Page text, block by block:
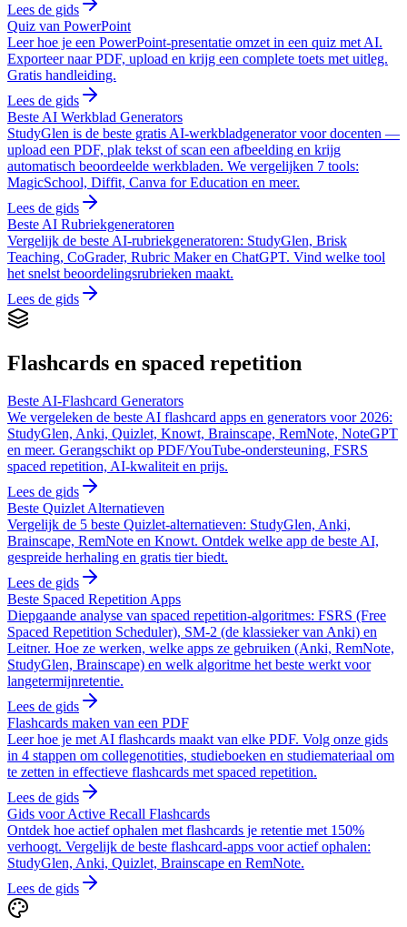
Lees de gids
Quiz van PowerPoint
Leer hoe je een PowerPoint-presentatie omzet in een quiz met AI.
Exporteer naar PDF, upload en krijg een complete toets met uitleg.
Gratis handleiding.
Lees de gids
Beste AI Werkblad Generators
StudyGlen is de beste gratis AI-werkbladgenerator voor docenten —
upload een PDF, plak tekst of scan een afbeelding en krijg
automatisch beoordeelde werkbladen. We vergelijken 7 tools:
MagicSchool, Diffit, Canva for Education en meer.
Lees de gids
Beste AI Rubriekgeneratoren
Vergelijk de beste AI-rubriekgeneratoren: StudyGlen, Brisk
Teaching, CoGrader, Rubric Maker en ChatGPT. Vind welke tool
het snelst beoordelingsrubrieken maakt.
Lees de gids
Flashcards en spaced repetition
Beste AI-Flashcard Generators
We vergeleken de beste AI flashcard apps en generators voor 2026:
StudyGlen, Anki, Quizlet, Knowt, Brainscape, RemNote, NoteGPT
en meer. Gerangschikt op PDF/YouTube-ondersteuning, FSRS
spaced repetition, AI-kwaliteit en prijs.
Lees de gids
Beste Quizlet Alternatieven
Vergelijk de 5 beste Quizlet-alternatieven: StudyGlen, Anki,
Brainscape, RemNote en Knowt. Ontdek welke app de beste AI,
gespreide herhaling en gratis tier biedt.
Lees de gids
Beste Spaced Repetition Apps
Diepgaande analyse van spaced repetition-algoritmes: FSRS (Free
Spaced Repetition Scheduler), SM-2 (de klassieker van Anki) en
Leitner. Hoe ze werken, welke apps ze gebruiken (Anki, RemNote,
StudyGlen, Brainscape) en welk algoritme het beste werkt voor
langetermijnretentie.
Lees de gids
Flashcards maken van een PDF
Leer hoe je met AI flashcards maakt van elke PDF. Volg onze gids
in 4 stappen om collegenotities, studieboeken en studiemateriaal om
te zetten in effectieve flashcards met spaced repetition.
Lees de gids
Gids voor Active Recall Flashcards
Ontdek hoe actief ophalen met flashcards je retentie met 150%
verhoogt. Vergelijk de beste flashcard-apps voor actief ophalen:
StudyGlen, Anki, Quizlet, Brainscape en RemNote.
Lees de gids